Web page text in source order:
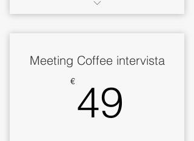
Accesso illimitato agli staff
Chat illimitate con gli altri utenti
Meeting Coffee intervista
€ 49